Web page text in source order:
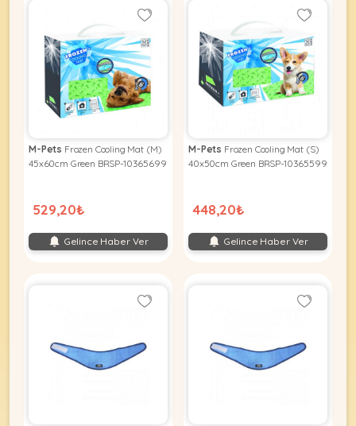
M-Pets Frozen Cooling Mat (M)
45x60cm Green BRSP-10365699
529,20₺
Gelince Haber Ver
M-Pets Frozen Cooling Mat (S)
40x50cm Green BRSP-10365599
448,20₺
Gelince Haber Ver